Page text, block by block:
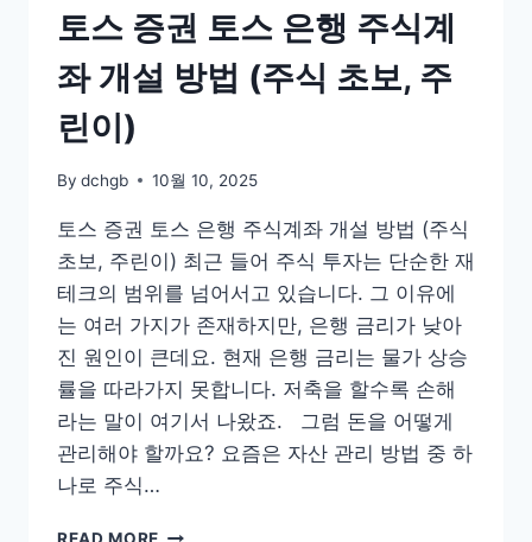
전
사
용
법,
드
는
방
법
총
정
리
(+유
료,
무
료
버
차
토스 증권 토스 은행 주식계
좌 개설 방법 (주식 초보, 주
린이)
By dchgb 10월 10, 2025
토스 증권 토스 은행 주식계좌 개설 방법 (주식
초보, 주린이) 최근 들어 주식 투자는 단순한 재
테크의 범위를 넘어서고 있습니다. 그 이유에
는 여러 가지가 존재하지만, 은행 금리가 낮아
진 원인이 큰데요. 현재 은행 금리는 물가 상승
률을 따라가지 못합니다. 저축을 할수록 손해
라는 말이 여기서 나왔죠. 그럼 돈을 어떻게
관리해야 할까요? 요즘은 자산 관리 방법 중 하
나로 주식…